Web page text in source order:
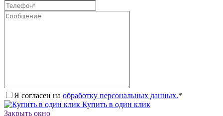
Я согласен на обработку персональных данных.*
Купить в один клик
Закрыть окно